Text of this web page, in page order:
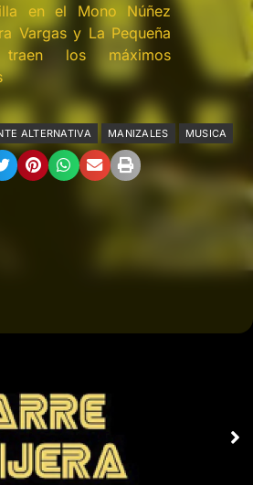
en el Mono Núñez
Vargas y La Pequeña
traen los máximos
ALTERNATIVA MANIZALES MUSICA